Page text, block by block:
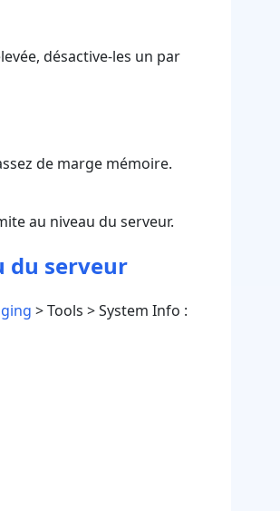
désactive-les un par
de marge mémoire.
au niveau du serveur.
du serveur
> Tools > System Info :